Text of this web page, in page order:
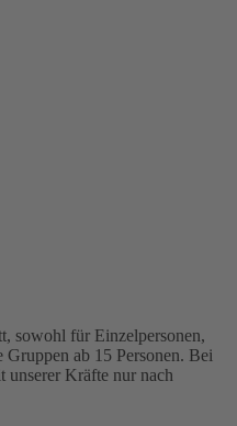
sowohl für Einzelpersonen,
Gruppen ab 15 Personen. Bei
unserer Kräfte nur nach